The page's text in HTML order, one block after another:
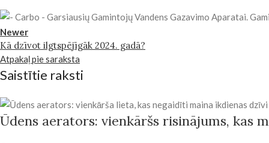
Newer
Kā dzīvot ilgtspējīgāk 2024. gadā?
Atpakaļ pie saraksta
Saistītie raksti
Ūdens aerators: vienkāršs risinājums, kas